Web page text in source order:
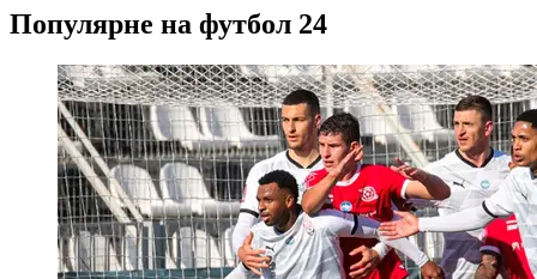
Популярне на футбол 24